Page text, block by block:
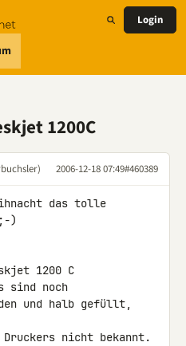
Login
1200C
2006-12-18 07:49#460389
das tolle
)
1200 C
sind noch
und halb gefüllt,
Druckers nicht bekannt.